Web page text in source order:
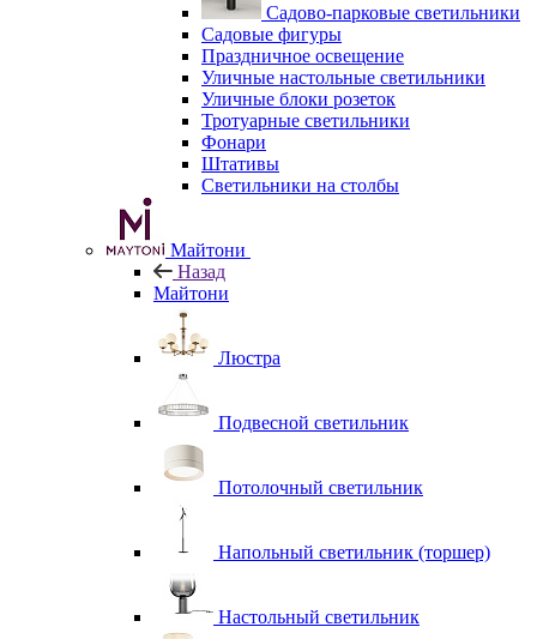
Садово-парковые светильники
Садовые фигуры
Праздничное освещение
Уличные настольные светильники
Уличные блоки розеток
Тротуарные светильники
Фонари
Штативы
Светильники на столбы
Майтони
Назад
Майтони
Люстра
Подвесной светильник
Потолочный светильник
Напольный светильник (торшер)
Настольный светильник